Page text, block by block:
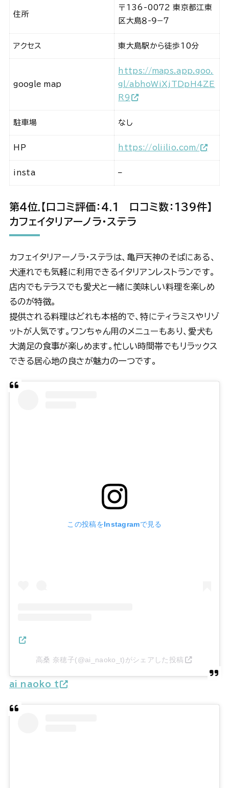
住所
〒136-0072 東京都江東
区大島８-９−７
アクセス 東大島駅から徒歩10分
google map
https://maps.app.goo.
gl/abhoWiXjTDpH4ZE
R9
駐車場 なし
HP https://oliilio.com/
insta –
第4位 .【口コミ評価： 4.1 口コミ数：139件】
カフェイタリアーノラ・ステラ
カフェイタリアーノラ・ステラは、亀戸天神のそばにある、
犬連れでも気軽に利用できるイタリアンレストランです。
店内でもテラスでも愛犬と一緒に美味しい料理を楽しめ
るのが特徴。
提供される料理はどれも本格的で、特にティラミスやリゾ
ットが人気です。ワンちゃん用のメニューもあり、愛犬も
大満足の食事が楽しめます。忙しい時間帯でもリラックス
できる居心地の良さが魅力の一つです。
この投稿をInstagramで見る
高桑 奈穂子(@ai_naoko_t)がシェアした投稿
ai_naoko_t